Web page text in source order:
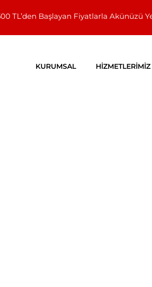
TL’den Başlayan Fiyatlarla Akünüzü
KURUMSAL HİZMETLERİMİZ